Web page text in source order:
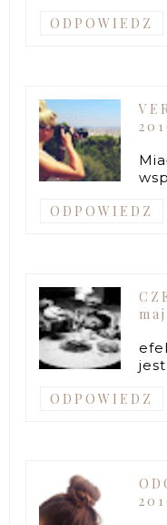
ODPOWIEDZ
ODPOWIEDZ
jest
ODPOWIEDZ